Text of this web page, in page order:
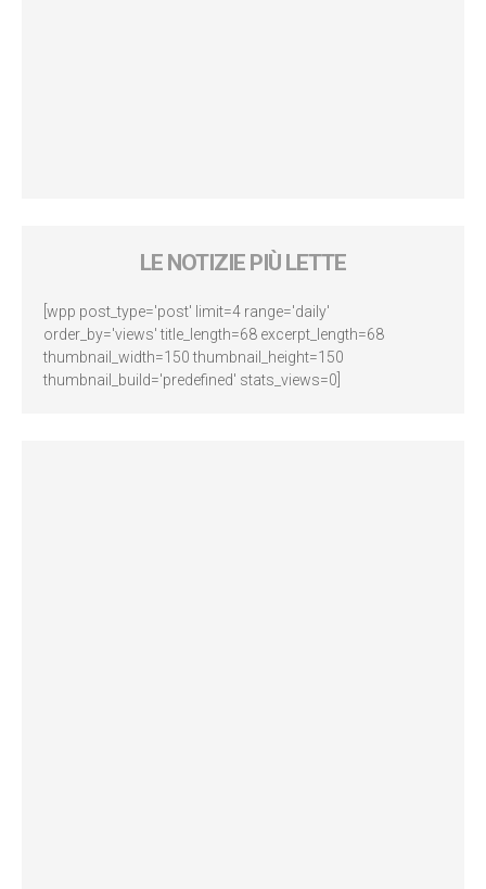
LE NOTIZIE PIÙ LETTE
[wpp post_type='post' limit=4 range='daily'
order_by='views' title_length=68 excerpt_length=68
thumbnail_width=150 thumbnail_height=150
thumbnail_build='predefined' stats_views=0]